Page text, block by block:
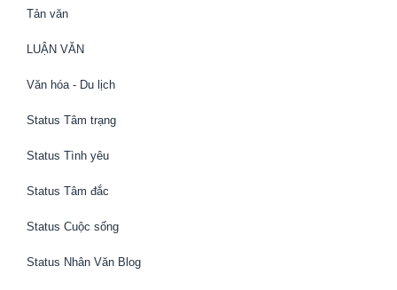
Tản văn
LUẬN VĂN
Văn hóa - Du lịch
Status Tâm trạng
Status Tình yêu
Status Tâm đắc
Status Cuộc sống
Status Nhân Văn Blog